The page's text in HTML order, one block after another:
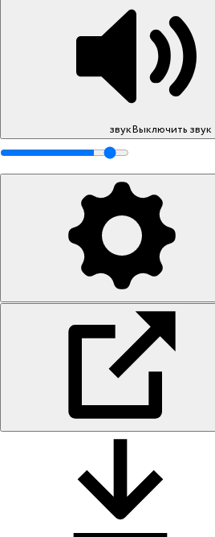
звукВыключить звук